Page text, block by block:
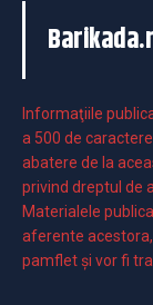
Informaţiile
a 500 de
abatere de la
privind dreptul de
Materialele
aferente
pamflet și vor fi